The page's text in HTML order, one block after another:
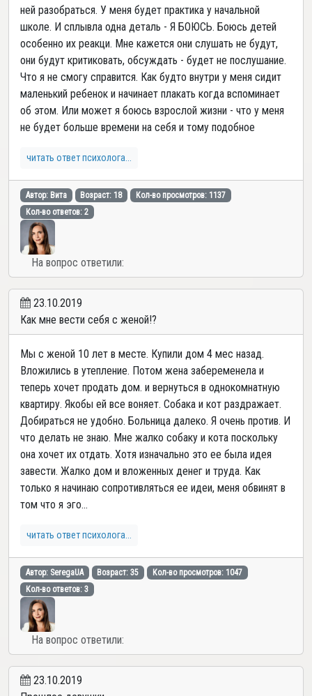
ней разобраться. У меня будет практика у начальной
школе. И сплывла одна деталь - Я БОЮСЬ. Боюсь детей
особенно их реакци. Мне кажется они слушать не будут,
они будут критиковать, обсуждать - будет не послушание.
Что я не смогу справится. Как будто внутри у меня сидит
маленький ребенок и начинает плакать когда вспоминает
об этом. Или может я боюсь взрослой жизни - что у меня
не будет больше времени на себя и тому подобное
читать ответ психолога...
Автор: Вита Возраст: 18
Кол-во просмотров: 1137
Кол-во ответов: 2
На вопрос ответили:
23.10.2019
Как мне вести себя с женой!?
Мы с женой 10 лет в месте. Купили дом 4 мес назад.
Вложились в утепление. Потом жена забеременела и
теперь хочет продать дом. и вернуться в однокомнатную
квартиру. Якобы ей все воняет. Собака и кот раздражает.
Добираться не удобно. Больница далеко. Я очень против. И
что делать не знаю. Мне жалко собаку и кота поскольку
она хочет их отдать. Хотя изначально это ее была идея
завести. Жалко дом и вложенных денег и труда. Как
только я начинаю сопротивляться ее идеи, меня обвинят в
том что я эго...
читать ответ психолога...
Автор: SeregaUA Возраст: 35
Кол-во просмотров: 1047
Кол-во ответов: 3
На вопрос ответили:
23.10.2019